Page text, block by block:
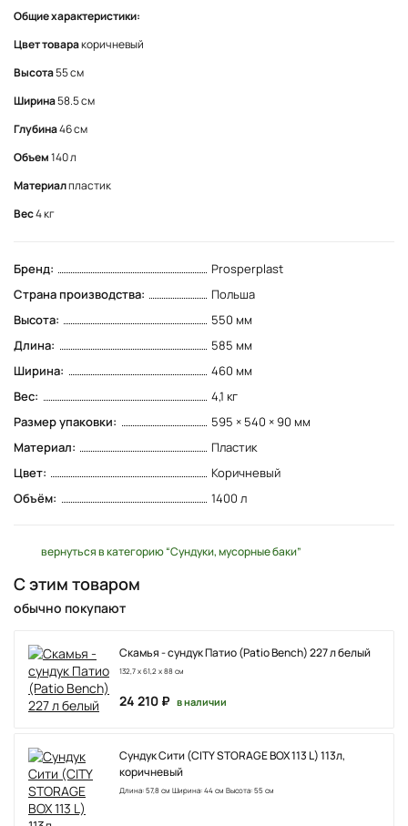
Общие характеристики:
Цвет товаракоричневый
Высота55 см
Ширина58.5 см
Глубина46 см
Объем140 л
Материалпластик
Вес4 кг
Бренд:
Prosperplast
Страна производства:
Польша
Высота:
550 мм
Длина:
585 мм
Ширина:
460 мм
Вес:
4,1 кг
Размер упаковки:
595 × 540 × 90 мм
Материал:
Пластик
Цвет:
Коричневый
Объём:
1400 л
вернуться в категорию “Сундуки, мусорные баки”
С этим товаром
обычно покупают
Скамья - сундук Патио (Patio Bench) 227 л белый
132,7 x 61,2 x 88 см
24 210 ₽ в наличии
Сундук Сити (CITY STORAGE BOX 113 L) 113л,
коричневый
Длина: 57,8 см Ширина: 44 см Высота: 55 см